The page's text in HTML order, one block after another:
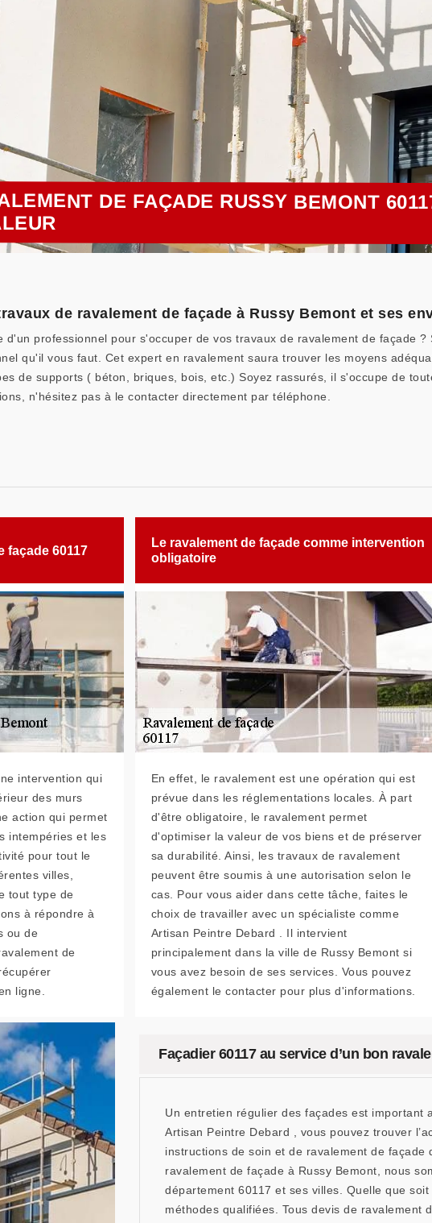
DE FAÇADE RUSSY BEMONT
de ravalement de façade à Russy Bemont et ses
d'un professionnel pour s'occuper de vos travaux de ravalement de façade
qu'il vous faut. Cet expert en ravalement saura trouver les moyens
de supports ( béton, briques, bois, etc.) Soyez rassurés, il s'occupe de
n'hésitez pas à le contacter directement par téléphone.
façade 60117
intervention qui
des murs
action qui permet
intempéries et les
pour tout le
villes,
tout type de
à répondre à
ou de
de
ligne.
Le ravalement de façade comme intervention
obligatoire
En effet, le ravalement est une opération qui est
prévue dans les réglementations locales. À part
d'être obligatoire, le ravalement permet
d'optimiser la valeur de vos biens et de préserver
sa durabilité. Ainsi, les travaux de ravalement
peuvent être soumis à une autorisation selon le
cas. Pour vous aider dans cette tâche, faites le
choix de travailler avec un spécialiste comme
Artisan Peintre Debard . Il intervient
principalement dans la ville de Russy Bemont si
vous avez besoin de ses services. Vous pouvez
également le contacter pour plus d'informations.
Façadier 60117 au service d’un bon
Un entretien régulier des façades est important
Artisan Peintre Debard , vous pouvez trouver
instructions de soin et de ravalement de
ravalement de façade à Russy Bemont, nous
département 60117 et ses villes. Quelle que
méthodes qualifiées. Tous devis de ravalement